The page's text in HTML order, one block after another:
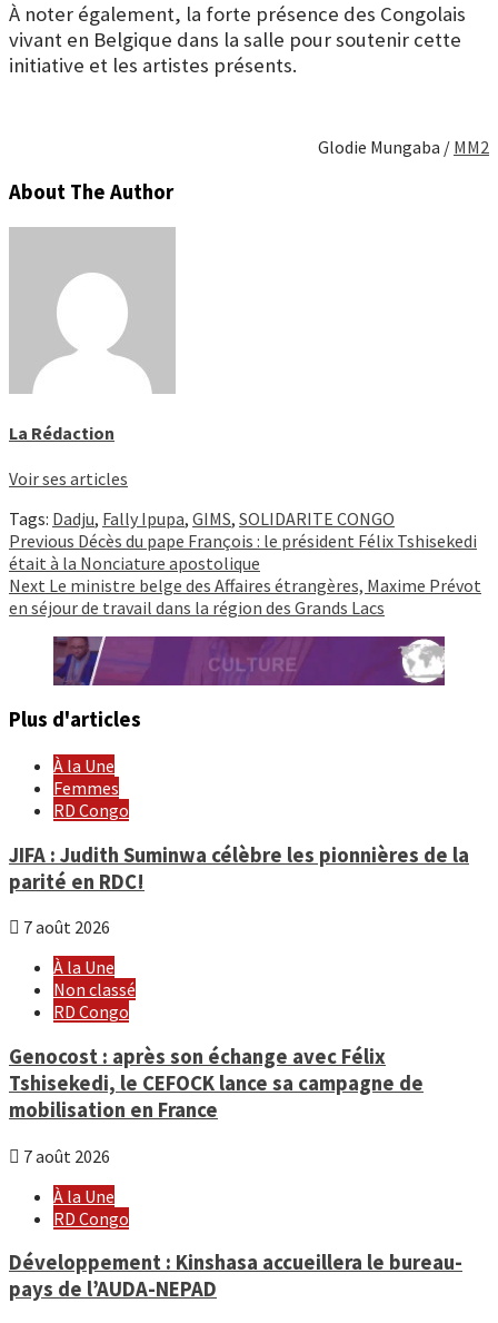
À noter également, la forte présence des Congolais
vivant en Belgique dans la salle pour soutenir cette
initiative et les artistes présents.
Glodie Mungaba / MM2
About The Author
La Rédaction
Voir ses articles
Tags: Dadju, Fally Ipupa, GIMS, SOLIDARITE CONGO
Continue
Reading
Previous Décès du pape François : le président Félix Tshisekedi
était à la Nonciature apostolique
Next Le ministre belge des Affaires étrangères, Maxime Prévot
en séjour de travail dans la région des Grands Lacs
Plus d'articles
À la Une
Femmes
RD Congo
JIFA : Judith Suminwa célèbre les pionnières de la
parité en RDC!
7 août 2026
À la Une
Non classé
RD Congo
Genocost : après son échange avec Félix
Tshisekedi, le CEFOCK lance sa campagne de
mobilisation en France
7 août 2026
À la Une
RD Congo
Développement : Kinshasa accueillera le bureau-
pays de l’AUDA-NEPAD